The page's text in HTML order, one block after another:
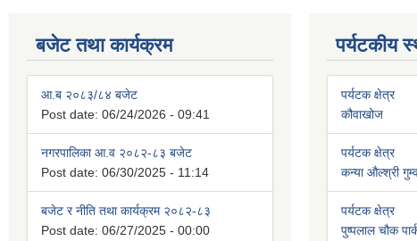
बजेट तथा कार्यक्रम
आ.ब २०८३/८४ बजेट
Post date: 06/24/2026 - 09:41
नगरपालिका आ.व २०८२-८३ बजेट
Post date: 06/30/2025 - 11:14
बजेट र नीति तथा कार्यक्रम २०८२-८३
Post date: 06/27/2025 - 00:00
पर्यटकीय
पर्यटक क्षेत्र
कौवाखोज
पर्यटक क्षेत्र
कन्या औल्श्री
पर्यटक क्षेत्र
पुष्पलाल चौक